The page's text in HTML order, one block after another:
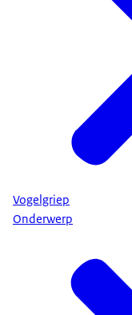
Vogelgriep
Onderwerp